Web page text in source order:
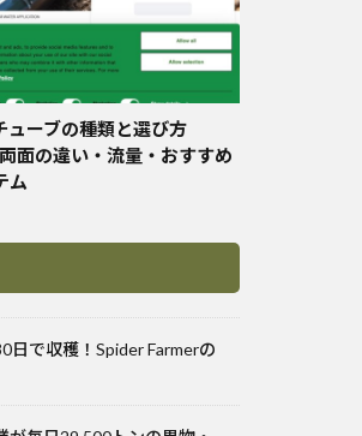
ューブの種類と選び方
面の違い・流量・おすすめ
ム
日で収穫！Spider Farmerの